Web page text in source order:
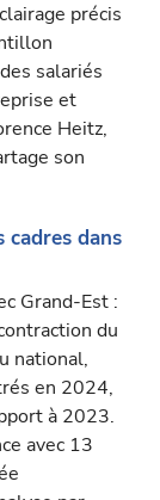
précis
salariés
et
Heitz,
son
dans
Grand-Est :
du
national,
en 2024,
à 2023.
avec 13